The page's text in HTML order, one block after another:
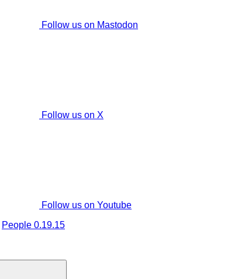
Follow us on Mastodon
Follow us on X
Follow us on Youtube
People 0.19.15